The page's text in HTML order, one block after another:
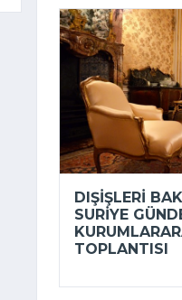
DIŞIŞLERI
SURIYE
TOPLANTISI